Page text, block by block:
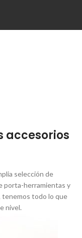
accesorios
selección de
porta-herramientas y
todo lo que
nivel.